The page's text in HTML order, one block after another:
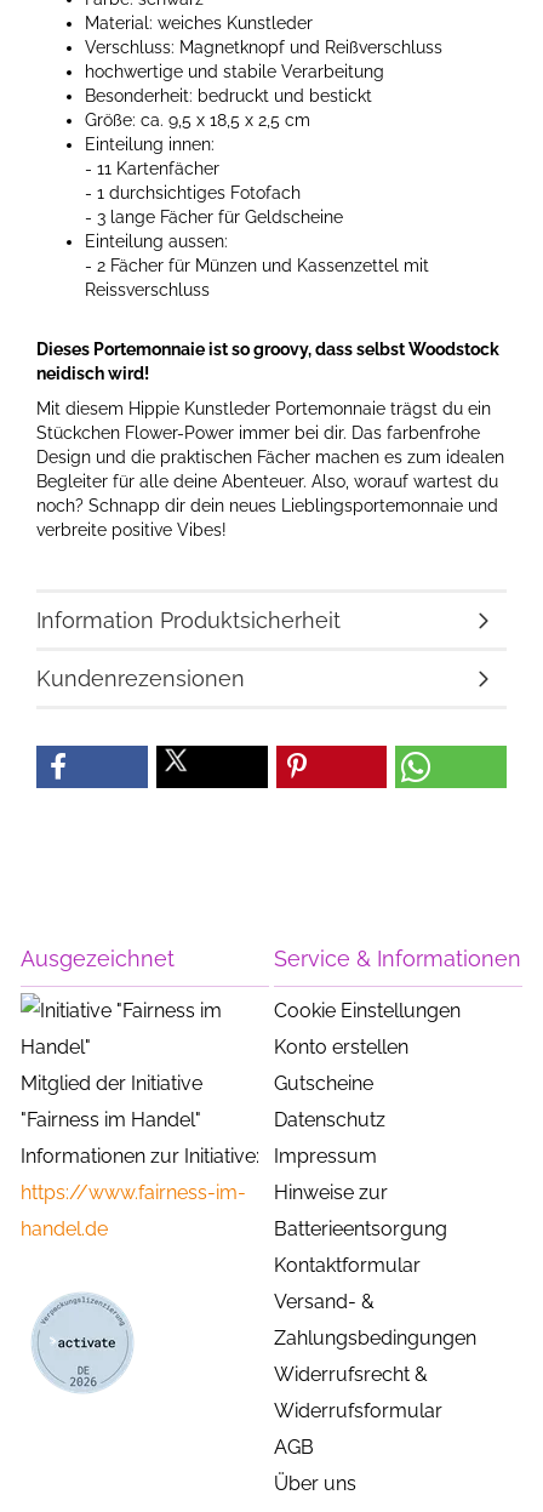
Material: weiches Kunstleder
Verschluss: Magnetknopf und Reißverschluss
hochwertige und stabile Verarbeitung
Besonderheit: bedruckt und bestickt
Größe: ca. 9,5 x 18,5 x 2,5 cm
Einteilung innen:
- 11 Kartenfächer
- 1 durchsichtiges Fotofach
- 3 lange Fächer für Geldscheine
Einteilung aussen:
- 2 Fächer für Münzen und Kassenzettel mit
Reissverschluss
Dieses Portemonnaie ist so groovy, dass selbst Woodstock
neidisch wird!
Mit diesem Hippie Kunstleder Portemonnaie trägst du ein
Stückchen Flower-Power immer bei dir. Das farbenfrohe
Design und die praktischen Fächer machen es zum idealen
Begleiter für alle deine Abenteuer. Also, worauf wartest du
noch? Schnapp dir dein neues Lieblingsportemonnaie und
verbreite positive Vibes!
Information Produktsicherheit
Kundenrezensionen
Ausgezeichnet
Mitglied der Initiative
"Fairness im Handel"
Informationen zur Initiative:
https://www.fairness-im-
handel.de
Service & Informationen
Cookie Einstellungen
Konto erstellen
Gutscheine
Datenschutz
Impressum
Hinweise zur
Batterieentsorgung
Kontaktformular
Versand- &
Zahlungsbedingungen
Widerrufsrecht &
Widerrufsformular
AGB
Über uns